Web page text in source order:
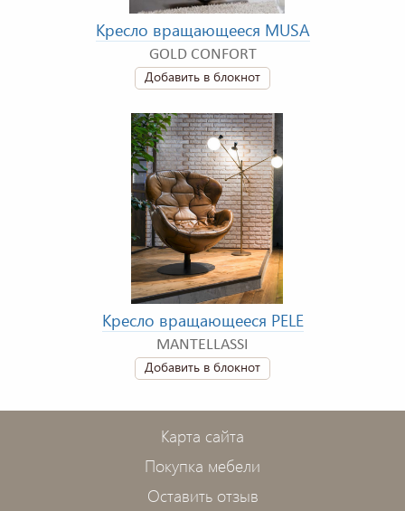
Кресло вращающееся MUSA
GOLD CONFORT
Добавить в блокнот
Кресло вращающееся PELE
MANTELLASSI
Добавить в блокнот
Карта сайта
Покупка мебели
Оставить отзыв